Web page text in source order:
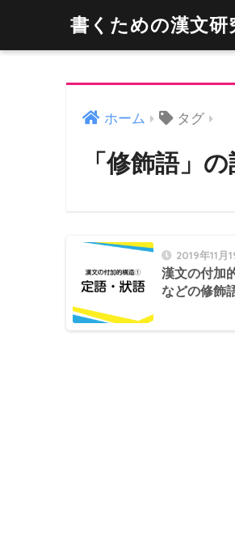
書くための漢文研
ホーム タグ
「修飾語」
2019年11月
漢文の付加
などの修飾